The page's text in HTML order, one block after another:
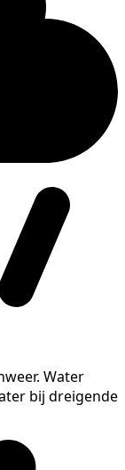
Water
bij dreigende